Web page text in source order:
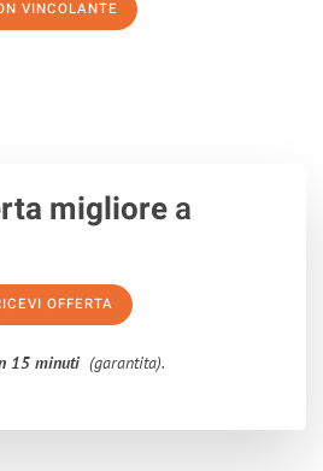
VINCOLANTE
migliorea
OFFERTA
15 minuti (garantita).